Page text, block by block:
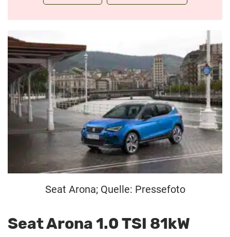
Seat Arona; Quelle: Pressefoto
Seat Arona1.0 TSI 81kW